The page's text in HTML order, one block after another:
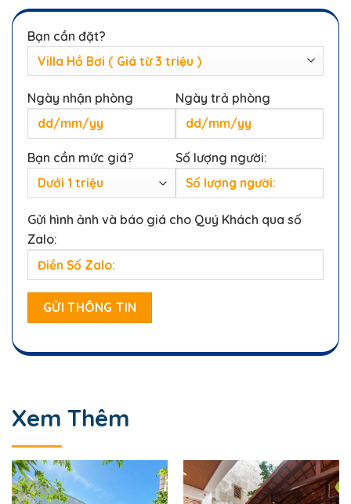
Bạn cần đặt?
Ngày nhận phòng Ngày trả phòng
Bạn cần mức giá? Số lượng người:
Gửi hình ảnh và báo giá cho Quý Khách qua số
Zalo:
Xem Thêm